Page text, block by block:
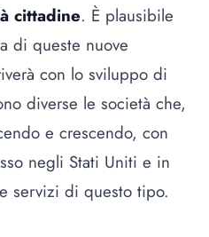
cittadine. È plausibile
di queste nuove
con lo sviluppo di
diverse le società che,
e crescendo, con
negli Stati Uniti e in
servizi di questo tipo.